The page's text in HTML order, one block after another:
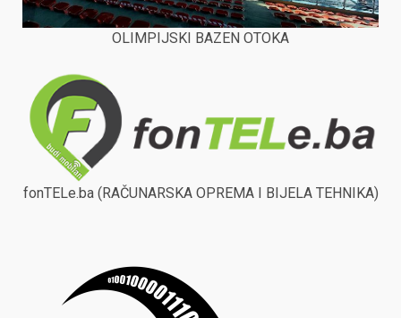
OLIMPIJSKI BAZEN OTOKA
fonTELe.ba (RAČUNARSKA OPREMA I BIJELA TEHNIKA)